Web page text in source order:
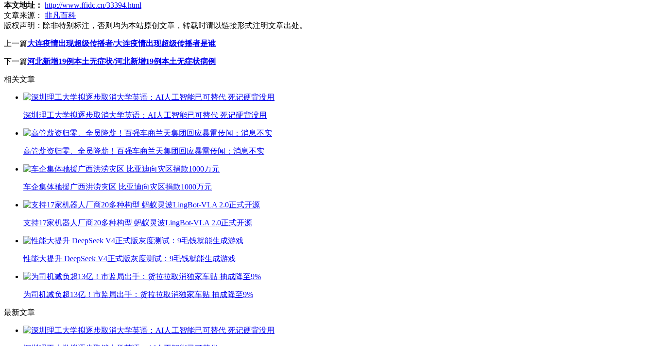
本文地址： http://www.ffidc.cn/33394.html
文章来源：
非凡百科
版权声明： 除非特别标注，否则均为本站原创文章，转载时请以链接形式注明文章出处。
上一篇大连疫情出现超级传播者/大连疫情出现超级传播者是谁
下一篇河北新增19例本土无症状/河北新增19例本土无症状病例
相关文章
深圳理工大学拟逐步取消大学英语：AI人工智能已可替代 死记硬背没用
高管薪资归零、全员降薪！百强车商兰天集团回应暴雷传闻：消息不实
车企集体驰援广西洪涝灾区 比亚迪向灾区捐款1000万元
支持17家机器人厂商20多种构型 蚂蚁灵波LingBot-VLA 2.0正式开源
性能大提升 DeepSeek V4正式版灰度测试：9毛钱就能生成游戏
为司机减负超13亿！市监局出手：货拉拉取消独家车贴 抽成降至9%
最新文章